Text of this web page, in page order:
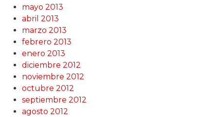
mayo 2013
abril 2013
marzo 2013
febrero 2013
enero 2013
diciembre 2012
noviembre 2012
octubre 2012
septiembre 2012
agosto 2012